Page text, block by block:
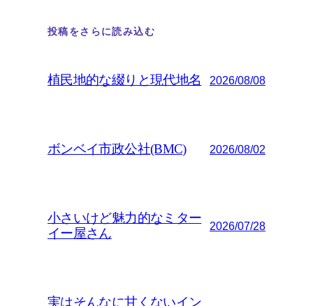
投稿をさらに読み込む
植民地的な綴りと現代地名 2026/08/08
ボンベイ市政公社(BMC) 2026/08/02
小さいけど魅力的なミター
イー屋さん
2026/07/28
実はそんなに甘くないイン